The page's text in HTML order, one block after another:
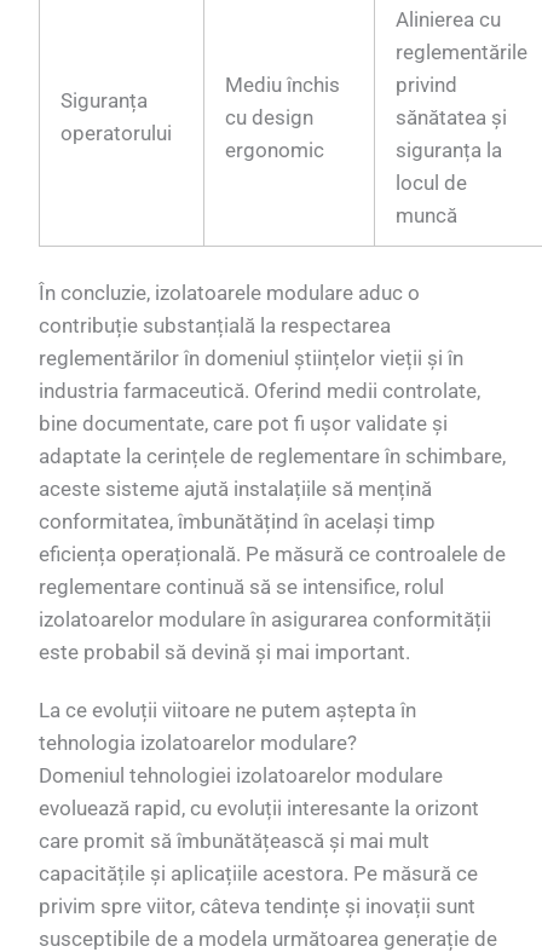
Siguranța
operatorului
Mediu închis
cu design
ergonomic
Alinierea cu
reglementările
privind
sănătatea și
siguranța la
locul de
muncă
În concluzie, izolatoarele modulare aduc o
contribuție substanțială la respectarea
reglementărilor în domeniul științelor vieții și în
industria farmaceutică. Oferind medii controlate,
bine documentate, care pot fi ușor validate și
adaptate la cerințele de reglementare în schimbare,
aceste sisteme ajută instalațiile să mențină
conformitatea, îmbunătățind în același timp
eficiența operațională. Pe măsură ce controalele de
reglementare continuă să se intensifice, rolul
izolatoarelor modulare în asigurarea conformității
este probabil să devină și mai important.
La ce evoluții viitoare ne putem aștepta în
tehnologia izolatoarelor modulare?
Domeniul tehnologiei izolatoarelor modulare
evoluează rapid, cu evoluții interesante la orizont
care promit să îmbunătățească și mai mult
capacitățile și aplicațiile acestora. Pe măsură ce
privim spre viitor, câteva tendințe și inovații sunt
susceptibile de a modela următoarea generație de